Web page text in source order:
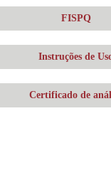
FISPQ
Instruções de
Certificado de